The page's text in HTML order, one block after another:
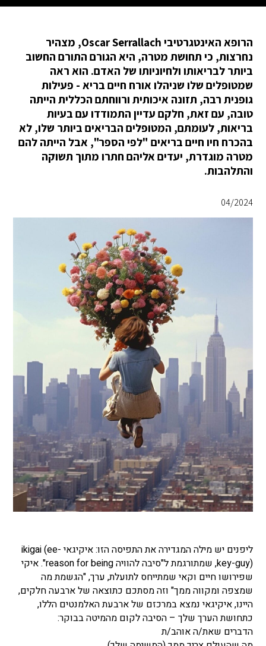
הרופא האינטגרטיבי Oscar Serrallach, מצהיר
נחרצות, כי תחושת מטרה, היא הגורם התורם החשוב
ביותר לבריאותו ולחיוניותו של האדם. הוא ראה
שמטופלים שלו שניהלו אורח חיים בריא - פעילות
גופנית רבה, תזונה איכותית ורווחתם הכללית הייתה
טובה, עם זאת, חלקם עדיין התמודדו עם בעיות
בריאות, לעומתם, המטופלים הבריאים ביותר שלו, לא
בהכרח חיו חיים בריאים "לפי הספר", אבל הייתה להם
מטרה מוגדרת, יעדים אליהם חתרו מתוך תשוקה
והתלהבות.
04/2024
ליפנים יש מילה המגדירה את התפיסה הזו: איקיגאי ikigai (ee-
key-guy), שמתורגמת ל"סיבה להוויה reason for being". איקי
שפירושו חיים וקאי שמתייחס לתועלת, ערך, "הגשמת מה
שמצפה ומקווה ממך" וזה מסתכם כתוצאה של ארבעה חלקים,
היינו, איקיגאי נמצא במרכזם של ארבעת האלמנטים הללו,
כתחושת הערך שלך – הסיבה לקום מהמיטה בבוקר:
הדברים שאת/ה אוהב/ת